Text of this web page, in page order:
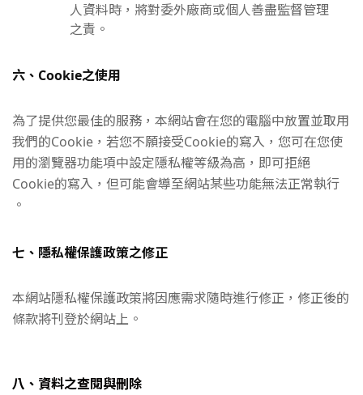
人資料時，將對委外廠商或個人善盡監督管理
之責。
六、Cookie之使用
為了提供您最佳的服務，本網站會在您的電腦中放置並取用
我們的Cookie，若您不願接受Cookie的寫入，您可在您使
用的瀏覽器功能項中設定隱私權等級為高，即可拒絕
Cookie的寫入，但可能會導至網站某些功能無法正常執行
。
七、隱私權保護政策之修正
本網站隱私權保護政策將因應需求隨時進行修正，修正後的
條款將刊登於網站上。
八、資料之查閱與刪除